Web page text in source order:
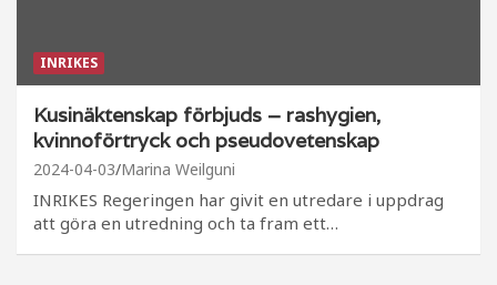
INRIKES
Kusinäktenskap förbjuds – rashygien,
kvinnoförtryck och pseudovetenskap
2024-04-03 Marina Weilguni
INRIKES Regeringen har givit en utredare i uppdrag
att göra en utredning och ta fram ett…